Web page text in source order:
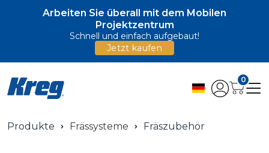
Arbeiten Sie überall mit dem Mobilen
Projektzentrum
Schnell und einfach aufgebaut!
Jetzt kaufen
0
Produkte Frässysteme Fräszubehör